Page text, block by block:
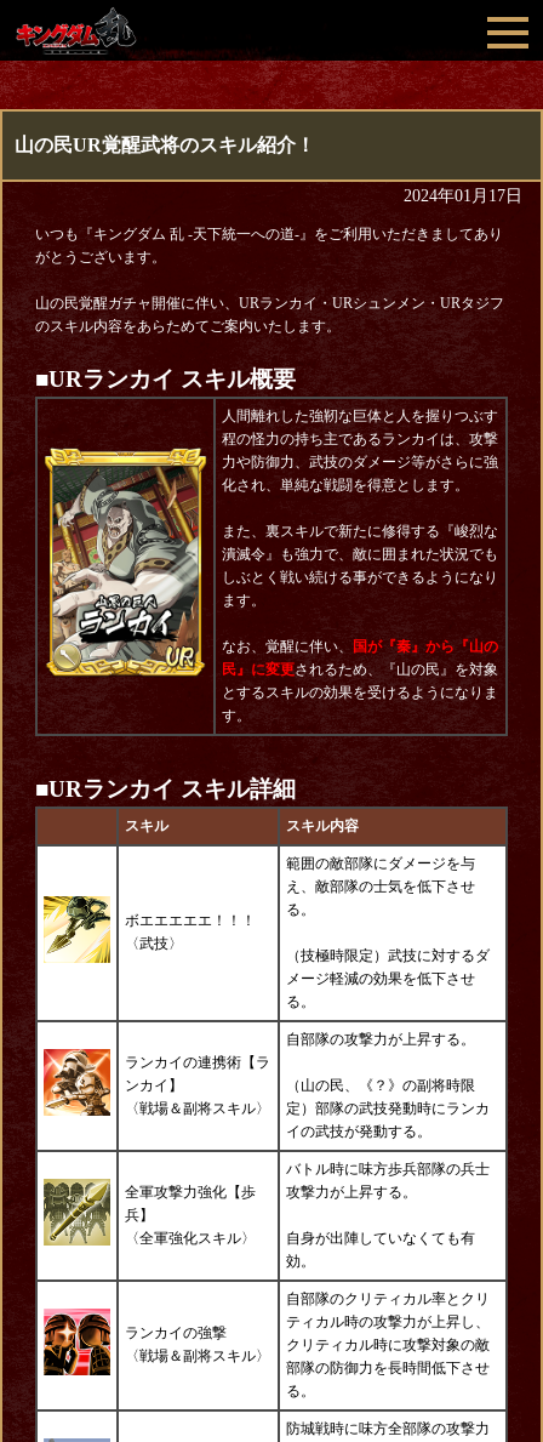
山の民UR覚醒武将のスキル紹介！
2024年01月17日
いつも『キングダム 乱 -天下統一への道-』をご利用いただきましてあり
がとうございます。
山の民覚醒ガチャ開催に伴い、URランカイ・URシュンメン・URタジフ
のスキル内容をあらためてご案内いたします。
■URランカイ スキル概要
人間離れした強靭な巨体と人を握りつぶす
程の怪力の持ち主であるランカイは、攻撃
力や防御力、武技のダメージ等がさらに強
化され、単純な戦闘を得意とします。
また、裏スキルで新たに修得する『峻烈な
潰滅令』も強力で、敵に囲まれた状況でも
しぶとく戦い続ける事ができるようになり
ます。
なお、覚醒に伴い、
国が『秦』から『山の
民』に変更されるため、『山の民』を対象
とするスキルの効果を受けるようになりま
す。
■URランカイ スキル詳細
スキル スキル内容
ボエエエエエ！！！
〈武技〉
範囲の敵部隊にダメージを与
え、敵部隊の士気を低下させ
る。
（技極時限定）武技に対するダ
メージ軽減の効果を低下させ
る。
ランカイの連携術【ラ
ンカイ】
〈戦場＆副将スキル〉
自部隊の攻撃力が上昇する。
（山の民、《？》の副将時限
定）部隊の武技発動時にランカ
イの武技が発動する。
全軍攻撃力強化【歩
兵】
〈全軍強化スキル〉
バトル時に味方歩兵部隊の兵士
攻撃力が上昇する。
自身が出陣していなくても有
効。
ランカイの強撃
〈戦場＆副将スキル〉
自部隊のクリティカル率とクリ
ティカル時の攻撃力が上昇し、
クリティカル時に攻撃対象の敵
部隊の防御力を長時間低下させ
る。
防城戦時に味方全部隊の攻撃力